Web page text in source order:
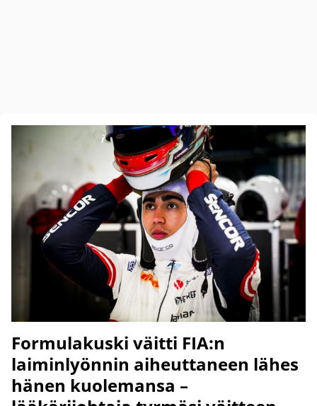
Formulakuski väitti FIA:n
laiminlyönnin aiheuttaneen lähes
hänen kuolemansa –